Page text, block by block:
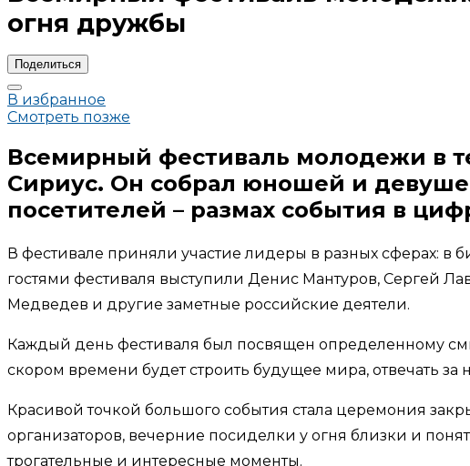
огня дружбы
Поделиться
В избранное
Смотреть позже
Всемирный фестиваль молодежи в
Сириус. Он собрал юношей и
посетителей – размах события в
В фестивале приняли участие лидеры в разных сферах: в
гостями фестиваля выступили Денис Мантуров, Сергей
Медведев и другие заметные российские деятели.
Каждый день фестиваля был посвящен определенному
скором времени будет строить будущее мира, отвечать за
Красивой точкой большого события стала церемония
организаторов, вечерние посиделки у огня близки и
трогательные и интересные моменты.